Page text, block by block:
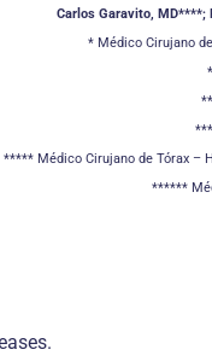
Carlos Garavito, MD****;
* Médico Cirujano
***** Médico Cirujano de Tórax –
******